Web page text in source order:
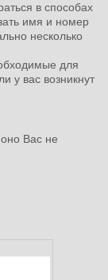
в способах
имя и номер
несколько
для
у вас возникнут
Вас не